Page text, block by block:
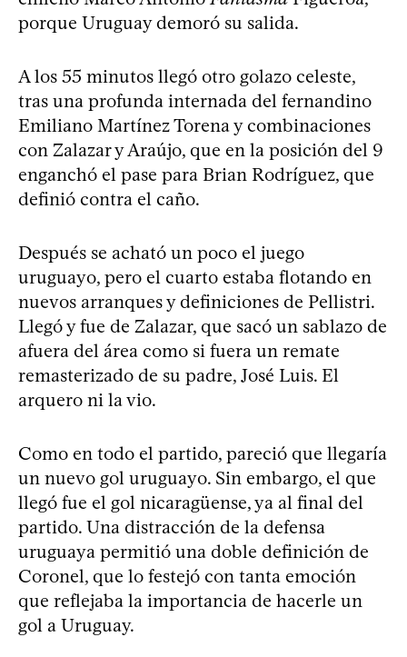
porque Uruguay demoró su salida.
A los 55 minutos llegó otro golazo celeste,
tras una profunda internada del fernandino
Emiliano Martínez Torena y combinaciones
con Zalazar y Araújo, que en la posición del 9
enganchó el pase para Brian Rodríguez, que
definió contra el caño.
Después se acható un poco el juego
uruguayo, pero el cuarto estaba flotando en
nuevos arranques y definiciones de Pellistri.
Llegó y fue de Zalazar, que sacó un sablazo de
afuera del área como si fuera un remate
remasterizado de su padre, José Luis. El
arquero ni la vio.
Como en todo el partido, pareció que llegaría
un nuevo gol uruguayo. Sin embargo, el que
llegó fue el gol nicaragüense, ya al final del
partido. Una distracción de la defensa
uruguaya permitió una doble definición de
Coronel, que lo festejó con tanta emoción
que reflejaba la importancia de hacerle un
gol a Uruguay.